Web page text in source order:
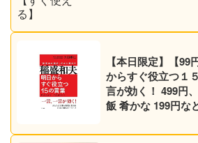
【本日限定】【99
からすぐ役立つ
言が効く！ 499円
飯 肴かな 199円な